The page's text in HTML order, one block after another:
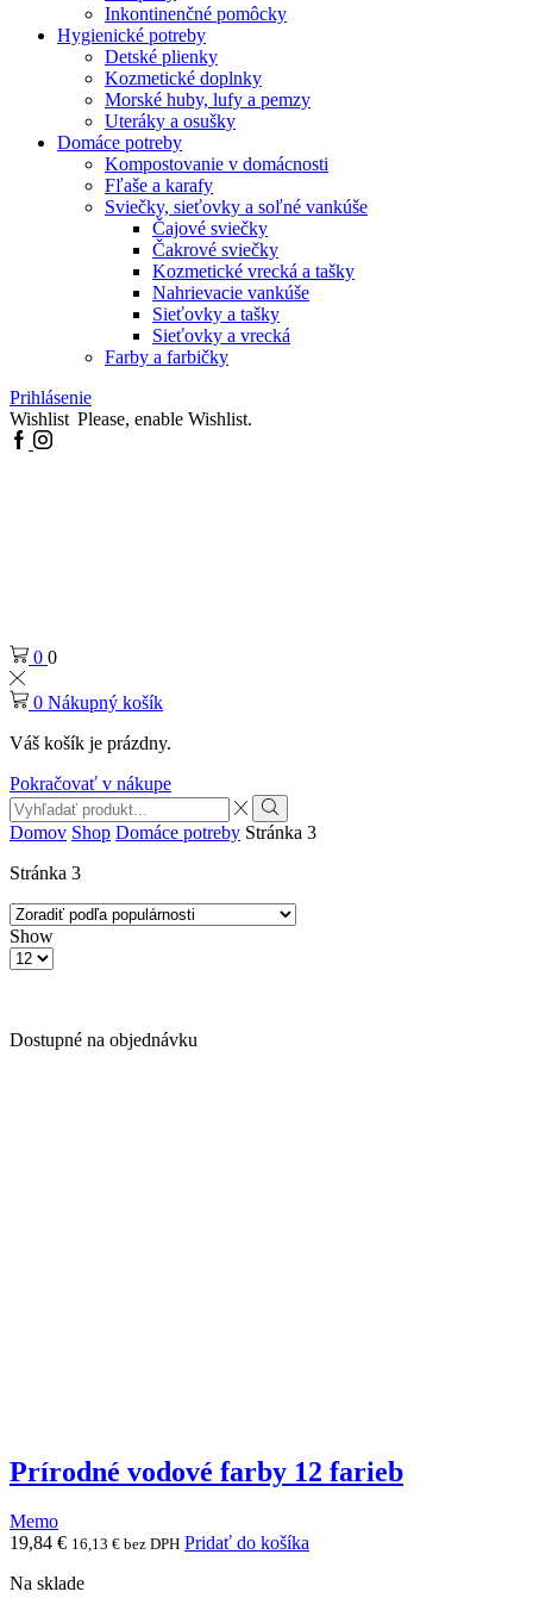
Inkontinenčné pomôcky
Hygienické potreby
Detské plienky
Kozmetické doplnky
Morské huby, lufy a pemzy
Uteráky a osušky
Domáce potreby
Kompostovanie v domácnosti
Fľaše a karafy
Sviečky, sieťovky a soľné vankúše
Čajové sviečky
Čakrové sviečky
Kozmetické vrecká a tašky
Nahrievacie vankúše
Sieťovky a tašky
Sieťovky a vrecká
Farby a farbičky
Prihlásenie
Wishlist Please, enable Wishlist.
Facebook
Instagram
0 0
0 Nákupný košík
Váš košík je prázdny.
Pokračovať v nákupe
Search
input
Search
Domov Shop Domáce potreby Stránka 3
Stránka 3
Show
Products
Dostupné na objednávku
Prírodné vodové farby 12 farieb
Memo
19,84 € 16,13 € bez DPH Pridať do košíka
Na sklade